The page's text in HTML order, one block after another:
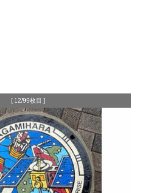
[ 12/99枚目 ]